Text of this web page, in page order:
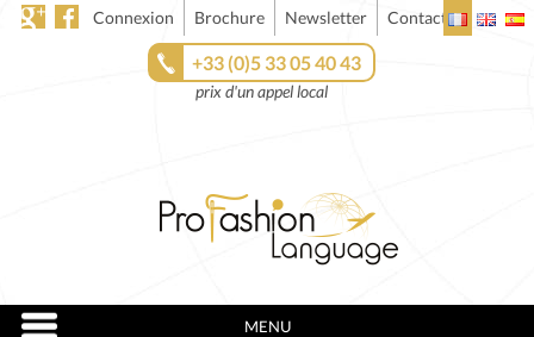
Connexion Brochure Newsletter Contact
+33 (0)5 33 05 40 43
prix d'un appel local
MENU